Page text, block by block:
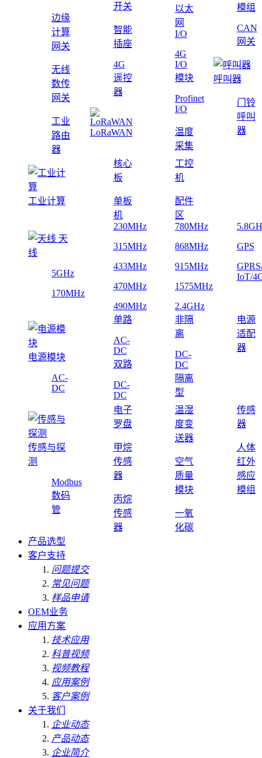
边缘
计算
网关
无线
数传
网关
工业
路由
器
开关
智能
插座
4G
遥控
器
LoRaWAN
以太
网
I/O
4G
I/O
模块
Profinet
I/O
温度
采集
模组
CAN
网关
呼叫器
门铃
呼叫
器
工业计算
核心
板
单板
机
工控
机
配件
区
天
线
5GHz
170MHz
230MHz
315MHz
433MHz
470MHz
490MHz
780MHz
868MHz
915MHz
1575MHz
2.4GHz
GPS
IoT/
电源模块
AC-
DC
单路
AC-
DC
双路
DC-
DC
非隔
离
DC-
DC
隔离
型
电源
适配
器
传感与探
测
Modbus
数码
管
电子
罗盘
甲烷
传感
器
丙烷
传感
器
温湿
度变
送器
空气
质量
模块
一氧
化碳
传感
器
人体
红外
感应
模组
产品选型
客户支持
问题提交
常见问题
样品申请
OEM业务
应用方案
技术应用
科普视频
视频教程
应用案例
客户案例
关于我们
企业动态
产品动态
企业简介